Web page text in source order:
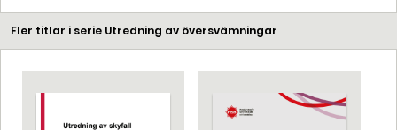
Fler titlar i serie Utredning av översvämningar